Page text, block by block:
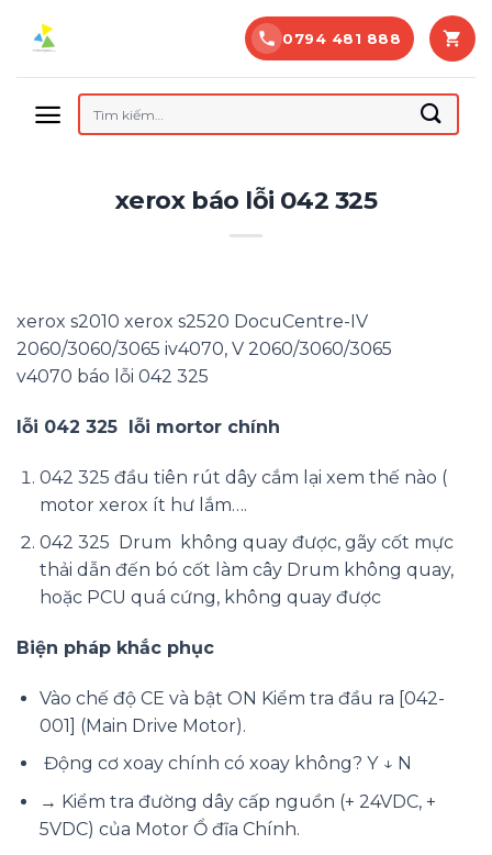
0794 481 888
Tìm
kiếm:
xerox báo lỗi 042 325
xerox s2010 xerox s2520 DocuCentre-IV
2060/3060/3065 iv4070, V 2060/3060/3065
v4070 báo lỗi 042 325
lỗi 042 325 lỗi mortor chính
042 325 đầu tiên rút dây cắm lại xem thế nào (
motor xerox ít hư lắm….
042 325
Drum không quay được, gãy cốt mực
thải dẫn đến bó cốt làm cây Drum không quay,
hoặc PCU quá cứng, không quay được
Biện pháp khắc phục
Vào chế độ CE và bật ON Kiểm tra đầu ra [042-
001] (Main Drive Motor).
Động cơ xoay chính có xoay không? Y ↓ N
→ Kiểm tra đường dây cấp nguồn (+ 24VDC, +
5VDC) của Motor Ổ đĩa Chính.